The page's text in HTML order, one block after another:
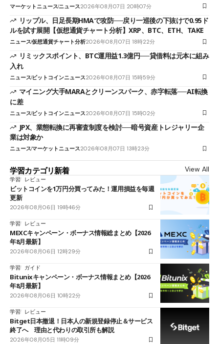
マーケットニュースニュース2026年08月07日 20時07分
リップル、日足長期HMAで攻防──戻り一巡後の下抜けで0.95ド
ルを試す展開【仮想通貨チャート分析】XRP、BTC、ETH、TAKE
ニュース仮想通貨チャート分析2026年08月07日 18時22分
リミックスポイント、BTC運用益1.3億円──貸借料は元本に組み
入れ
ニュースビットコインニュース2026年08月07日 15時59分
マイニング大手MARAとクリーンスパーク、赤字転落──AI転換
に差
ニュースビットコインニュース2026年08月07日 15時02分
JPX、業態転換に再審査制度を検討──暗号資産トレジャリー企
業は対象か
ニュースマーケットニュース2026年08月07日 13時23分
学習カテゴリ新着 View All
学習 レビュー
ビットコインを1万円分買ってみた！運用損益を毎週
更新
2026年08月06日 19時46分
学習 レビュー
MEXCキャンペーン・ボーナス情報総まとめ【2026
年8月最新】
2026年08月06日 12時29分
学習 ガイド
Bitunixキャンペーン・ボーナス情報まとめ【2026
年8月最新】
2026年08月06日 10時22分
学習 レビュー
Bitget日本撤退！日本人の新規登録停止＆サービス
終了へ 理由と代わりの取引所も解説
2026年08月05日 11時09分